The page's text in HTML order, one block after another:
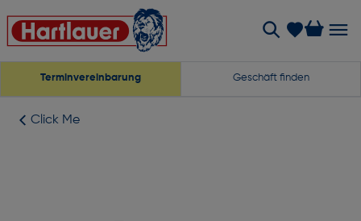
Terminvereinbarung Geschäft finden
Click Me